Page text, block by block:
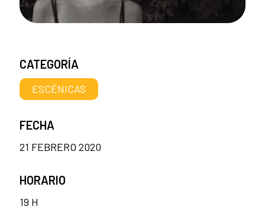
CATEGORÍA
ESCÉNICAS
FECHA
21 FEBRERO 2020
HORARIO
19 H